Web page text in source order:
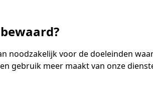
noodzakelijk voor de doeleinden
gebruik meer maakt van onze